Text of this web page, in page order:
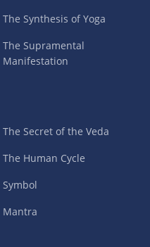
The Synthesis of Yoga
The Supramental
Manifestation
The Secret of the Veda
The Human Cycle
Symbol
Mantra